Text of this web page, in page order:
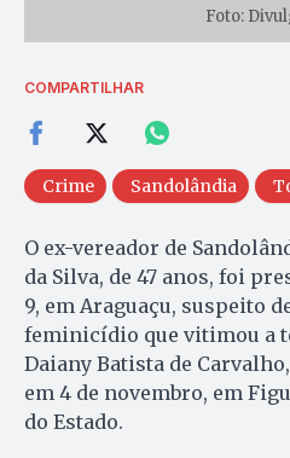
Foto:
COMPARTILHAR
Crime Sandolândia
O ex-vereador de
da Silva, de 47 anos, foi
9, em Araguaçu, suspeito
feminicídio que vitimou a
Daiany Batista de
em 4 de novembro, em
do Estado.